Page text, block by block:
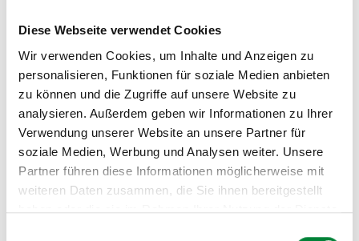
Diese Webseite verwendet Cookies
Wir verwenden Cookies, um Inhalte und Anzeigen zu
personalisieren, Funktionen für soziale Medien anbieten
zu können und die Zugriffe auf unsere Website zu
analysieren. Außerdem geben wir Informationen zu Ihrer
Verwendung unserer Website an unsere Partner für
soziale Medien, Werbung und Analysen weiter. Unsere
Partner führen diese Informationen möglicherweise mit
weiteren Daten zusammen, die Sie ihnen bereitgestellt
haben oder die sie im Rahmen Ihrer Nutzung der Dienste
11:45 – 12:00 Individuelles Beratungsangebot
12:00 – 12:45 Mittagspause
Durchatmen, Sortieren & Auftanken · 15 Min
13:00 – 13:45
Workshop: „Regeneration & Erholung als
45 Min
13:45 – 14:00 Individuelles Beratungsangebot
15:00 – 16:00 Schnupperkurs Yoga